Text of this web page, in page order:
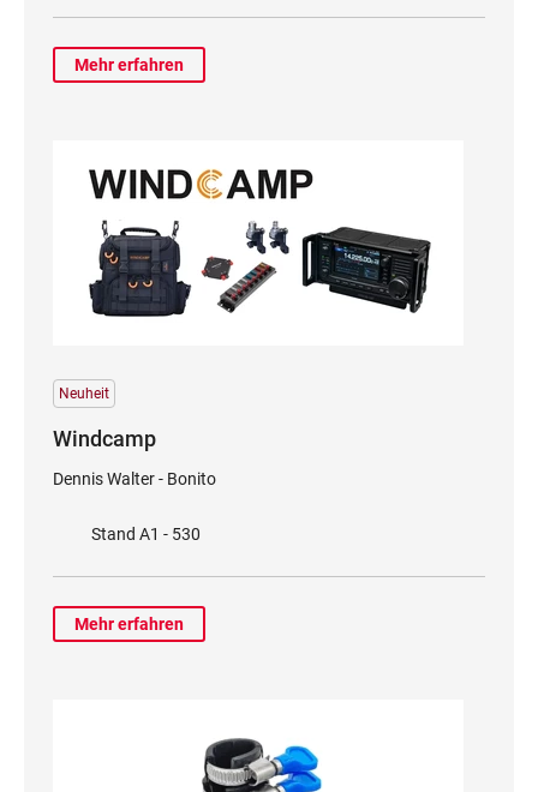
Mehr erfahren
Neuheit
Windcamp
Dennis Walter - Bonito
Stand A1 - 530
Mehr erfahren